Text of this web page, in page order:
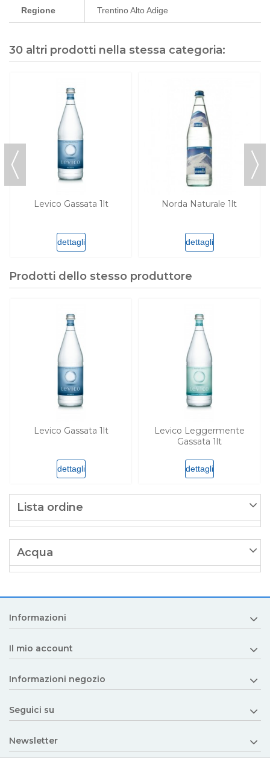
Regione Trentino Alto Adige
30 altri prodotti nella stessa categoria:
Levico Gassata 1lt
dettagli
Norda Naturale 1lt
dettagli
Prodotti dello stesso produttore
Levico Gassata 1lt
dettagli
Levico Leggermente
Gassata 1lt
dettagli
Lista ordine
Acqua
Informazioni
Il mio account
Informazioni negozio
Seguici su
Newsletter